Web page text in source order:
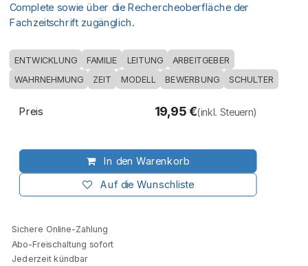
Complete sowie über die Rechercheoberfläche der
Fachzeitschrift zugänglich.
ENTWICKLUNG FAMILIE LEITUNG ARBEITGEBER
WAHRNEHMUNG ZEIT MODELL BEWERBUNG SCHULTER
In den Warenkorb
Auf die Wunschliste
Preis 19,95€(inkl. Steuern)
Sichere Online-Zahlung
Abo-Freischaltung sofort
Jederzeit kündbar